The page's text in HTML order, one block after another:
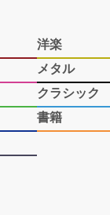
洋楽
メタル
クラシック
書籍